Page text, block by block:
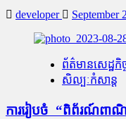
developer September
ព័ត៌មានសេដ្ឋកិច្
សិល្បៈកំសាន្ត
ការ​រៀប​ចំ “​ពិព័រណ៍​ពាណិ